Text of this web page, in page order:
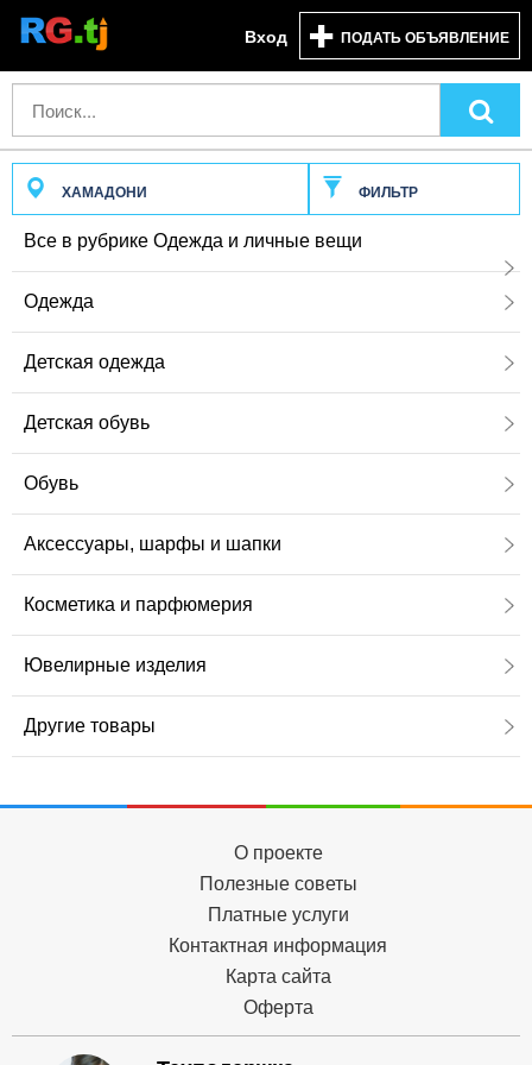
Вход ПОДАТЬ ОБЪЯВЛЕНИЕ
ХАМАДОНИ ФИЛЬТР
Все в рубрике Одежда и личные вещи
Одежда
Детская одежда
Детская обувь
Обувь
Аксессуары, шарфы и шапки
Косметика и парфюмерия
Ювелирные изделия
Другие товары
О проекте
Полезные советы
Платные услуги
Контактная информация
Карта сайта
Оферта